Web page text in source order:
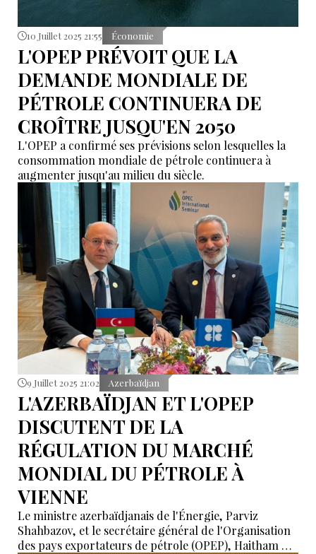
10 Juillet 2025 21:55 Économie
L'OPEP PRÉVOIT QUE LA
DEMANDE MONDIALE DE
PÉTROLE CONTINUERA DE
CROÎTRE JUSQU'EN 2050
L'OPEP a confirmé ses prévisions selon lesquelles la
consommation mondiale de pétrole continuera à
augmenter jusqu'au milieu du siècle.
9 Juillet 2025 21:02 Azerbaïdjan
L'AZERBAÏDJAN ET L'OPEP
DISCUTENT DE LA
RÉGULATION DU MARCHÉ
MONDIAL DU PÉTROLE À
VIENNE
Le ministre azerbaïdjanais de l'Énergie, Parviz
Shahbazov, et le secrétaire général de l'Organisation
des pays exportateurs de pétrole (OPEP), Haitham Al